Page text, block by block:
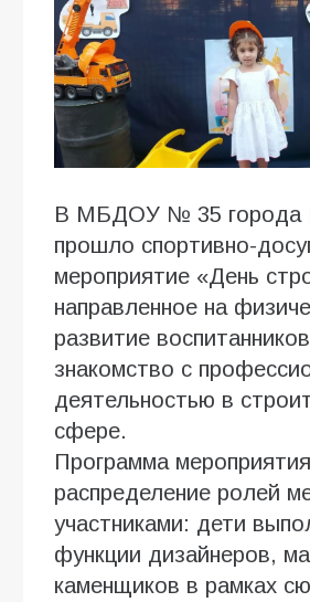
В МБДОУ № 35 города
прошло спортивно-
мероприятие «День
направленное на
развитие
знакомство с
деятельностью в
сфере.
Программа
распределение ролей
участниками: дети
функции дизайнеров,
каменщиков в рамках